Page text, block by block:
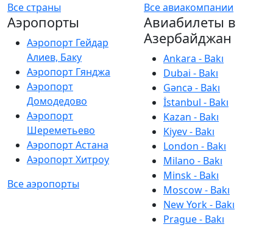
Все страны
Все авиакомпании
Аэропорты
Аэропорт Гейдар
Алиев, Баку
Аэропорт Гянджа
Аэропорт
Домодедово
Аэропорт
Шереметьево
Аэропорт Астана
Аэропорт Хитроу
Все аэропорты
Авиабилеты в
Азербайджан
Ankara - Bakı
Dubai - Bakı
Gəncə - Bakı
İstanbul - Bakı
Kazan - Bakı
Kiyev - Bakı
London - Bakı
Milano - Bakı
Minsk - Bakı
Moscow - Bakı
New York - Bakı
Prague - Bakı